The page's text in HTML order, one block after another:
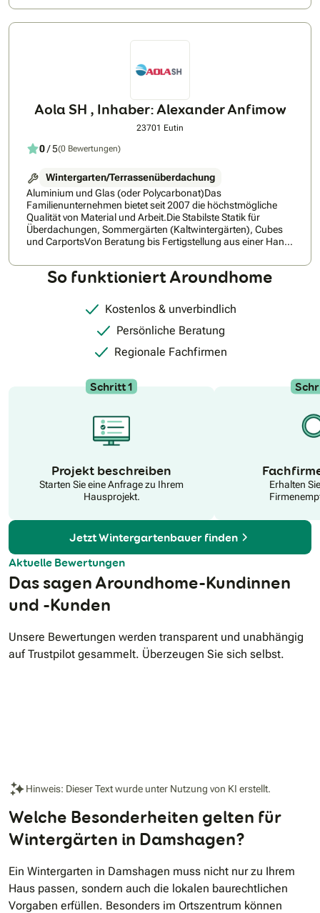
Aola SH , Inhaber: Alexander Anfimow
23701 Eutin
0/ 5(0 Bewertungen)
Wintergarten/Terrassenüberdachung
Aluminium und Glas (oder Polycarbonat)Das
Familienunternehmen bietet seit 2007 die höchstmögliche
Qualität von Material und Arbeit.Die Stabilste Statik für
Überdachungen, Sommergärten (Kaltwintergärten), Cubes
und CarportsVon Beratung bis Fertigstellung aus einer Hand
schwierige Projekte
So funktioniert Aroundhome
Kostenlos & unverbindlich
Persönliche Beratung
Regionale Fachfirmen
Schritt 1
Projekt beschreiben
Starten Sie eine Anfrage zu Ihrem
Hausprojekt.
Erhalten
Jetzt Wintergartenbauer finden
Aktuelle Bewertungen
Das sagen Aroundhome-Kundinnen
und -Kunden
Unsere Bewertungen werden transparent und unabhängig
auf Trustpilot gesammelt. Überzeugen Sie sich selbst.
Hinweis: Dieser Text wurde unter Nutzung von KI erstellt.
Welche Besonderheiten gelten für
Wintergärten in Damshagen?
Ein Wintergarten in Damshagen muss nicht nur zu Ihrem
Haus passen, sondern auch die lokalen baurechtlichen
Vorgaben erfüllen. Besonders im Ortszentrum können